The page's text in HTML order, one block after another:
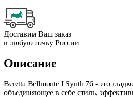
Доставим Ваш заказ
в любую точку России
Описание
Beretta Bellmonte I Synth 76 - это
объединяющее в себе стиль,